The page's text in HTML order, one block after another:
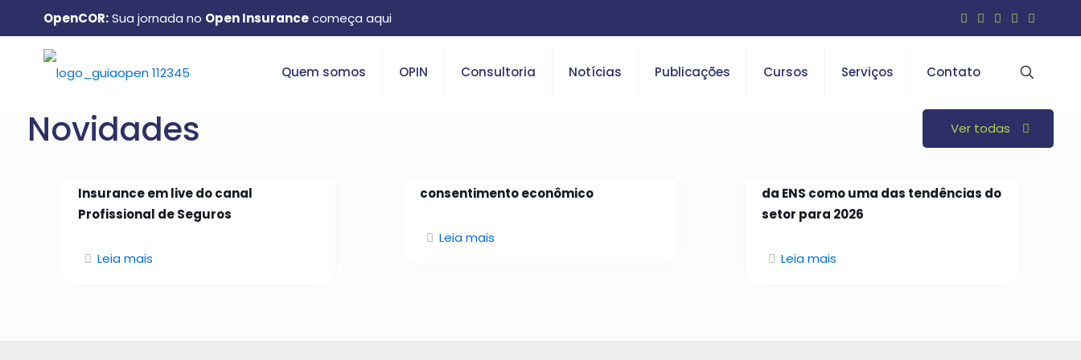
OpenCOR:Sua jornada no Open Insurancecomeça aqui
Quem somos OPIN Consultoria Notícias Publicações Cursos Serviços Contato
Novidades
Ver todas
26 de janeiro de 2026
Insurance em live do canal
Profissional de Seguros
Leia mais
consentimento econômico
Leia mais
da ENS como uma das tendências do
setor para 2026
Leia mais